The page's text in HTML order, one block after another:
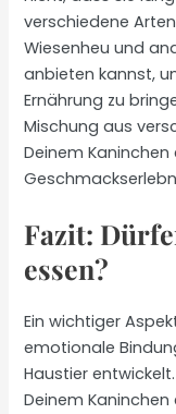
verschiedene
Wiesenheu und
anbieten kannst,
Ernährung zu
Mischung aus
Deinem Kaninchen
Fazit:
essen?
Ein wichtiger
emotionale
Haustier
Deinem